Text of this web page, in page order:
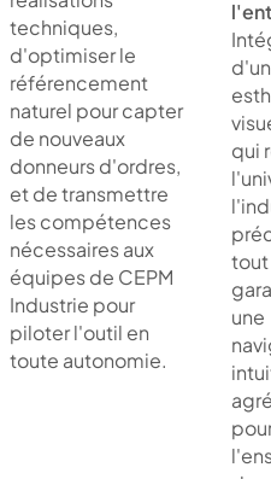
techniques,
d'optimiser le
référencement
naturel pour capter
de nouveaux
donneurs d'ordres,
et de transmettre
les compétences
nécessaires aux
équipes de CEPM
Industrie pour
piloter l'outil en
toute autonomie.
qui
tout
une